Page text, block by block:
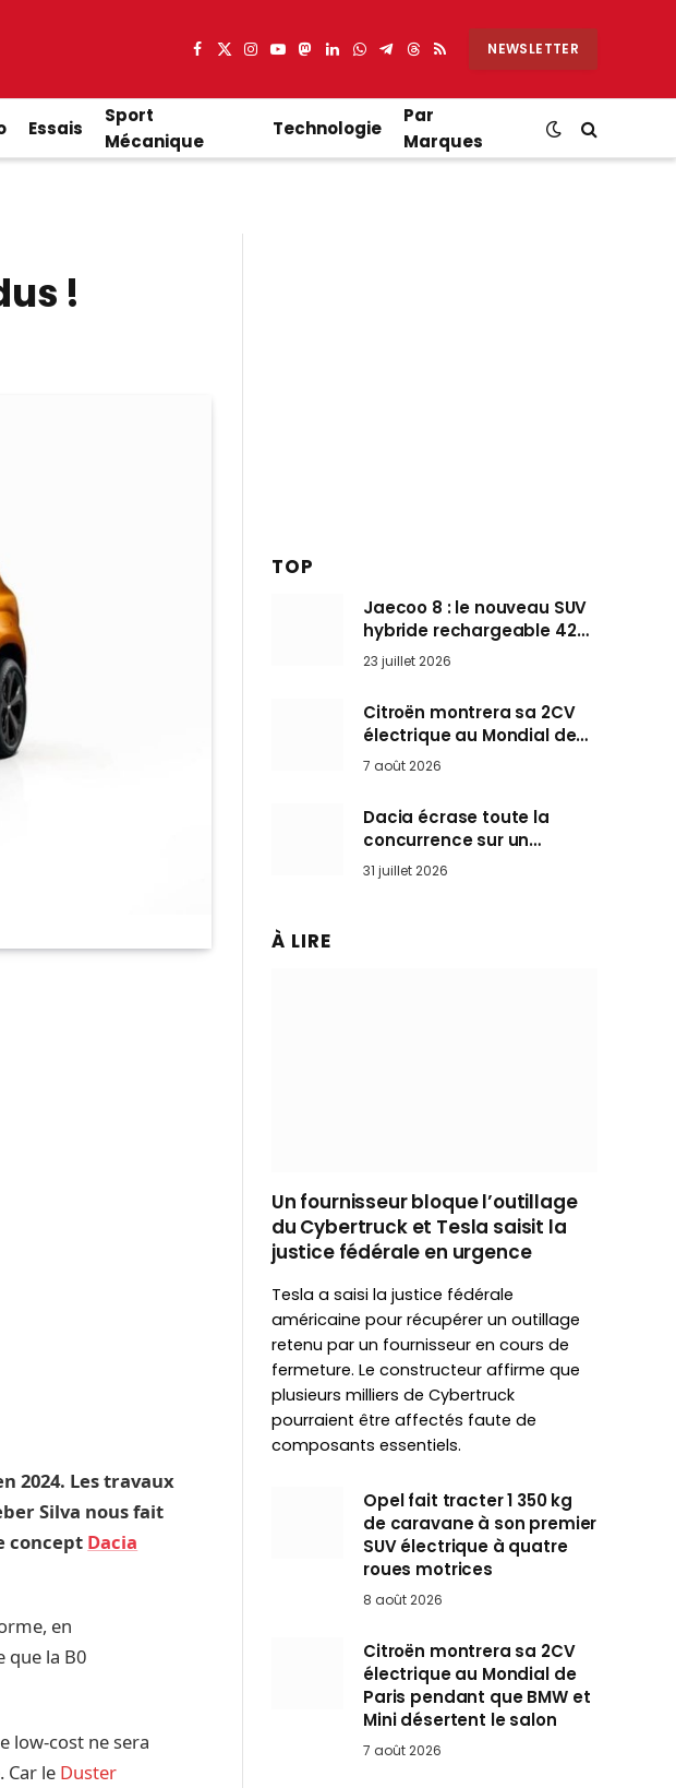
Facebook
X
Instagram
YouTube
Mastodon
LinkedIn
WhatsApp
Partager
Telegram
Threads
RSS NEWSLETTER
Essais
Sport
Mécanique
Technologie
Par
Marques
!
2024. Les travaux
Silva nous fait
concept Dacia
en
que la B0
low-cost ne sera
Car le Duster
TOP
Jaecoo 8 : le nouveau SUV
hybride rechargeable 428
ch qui vise l’Audi Q7 arrive
en Europe cet automne
23 juillet 2026
Citroën montrera sa 2CV
électrique au Mondial de
Paris pendant que BMW et
7 août 2026
Dacia écrase toute la
concurrence sur un
marché où personne ne
l’attendait
31 juillet 2026
À LIRE
Un fournisseur bloque l’outillage
du Cybertruck et Tesla saisit la
justice fédérale en urgence
Tesla a saisi la justice fédérale
américaine pour récupérer un outillage
retenu par un fournisseur en cours de
fermeture. Le constructeur affirme que
plusieurs milliers de Cybertruck
pourraient être affectés faute de
composants essentiels.
Opel fait tracter 1 350 kg
de caravane à son premier
SUV électrique à quatre
roues motrices
8 août 2026
Citroën montrera sa 2CV
électrique au Mondial de
Paris pendant que BMW et
Mini désertent le salon
7 août 2026